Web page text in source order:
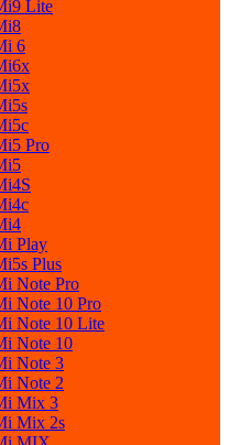
Lite
6
Pro
Play
Plus
Note Pro
Note 10 Pro
Note 10 Lite
Note 10
Note 3
Note 2
Mix 3
Mix 2s